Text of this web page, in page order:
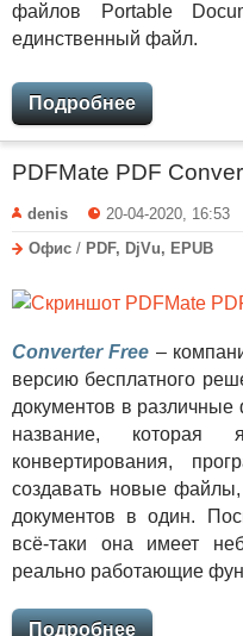
файлов Portable
единственный файл.
Подробнее
PDFMate PDF
denis 20-04-2020, 16:53
Офис / PDF, DjVu, EPUB
Converter Free –
версию бесплатного
документов в
название,
конвертирования,
создавать новые
документов в один.
всё-таки она имеет
реально работающие
Подробнее